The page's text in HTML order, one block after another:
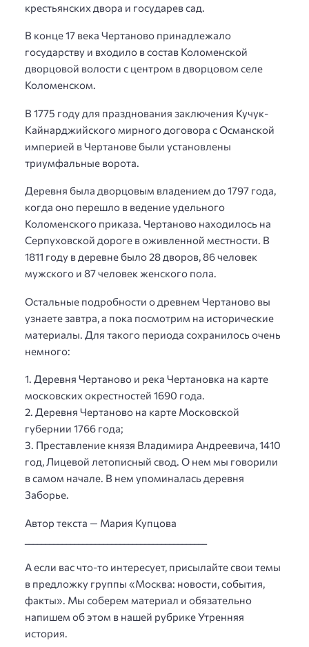
крестьянских двора и государев сад.
В конце 17 века Чертаново принадлежало
государству и входило в состав Коломенской
дворцовой волости с центром в дворцовом селе
Коломенском.
В 1775 году для празднования заключения Кучук-
Кайнарджийского мирного договора с Османской
империей в Чертанове были установлены
триумфальные ворота.
Деревня была дворцовым владением до 1797 года,
когда оно перешло в ведение удельного
Коломенского приказа. Чертаново находилось на
Серпуховской дороге в оживленной местности. В
1811 году в деревне было 28 дворов, 86 человек
мужского и 87 человек женского пола.
Остальные подробности о древнем Чертаново вы
узнаете завтра, а пока посмотрим на исторические
материалы. Для такого периода сохранилось очень
немного:
1. Деревня Чертаново и река Чертановка на карте
московских окрестностей 1690 года.
2. Деревня Чертаново на карте Московской
губернии 1766 года;
3. Преставление князя Владимира Андреевича, 1410
год, Лицевой летописный свод. О нем мы говорили
в самом начале. В нем упоминалась деревня
Заборье.
Автор текста — Мария Купцова
А если вас что-то интересует, присылайте свои темы
в предложку группы «Москва: новости, события,
факты». Мы соберем материал и обязательно
напишем об этом в нашей рубрике Утренняя
история.